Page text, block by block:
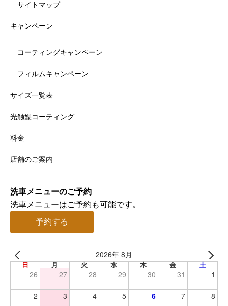
サイトマップ
キャンペーン
コーティングキャンペーン
フィルムキャンペーン
サイズ一覧表
光触媒コーティング
料金
店舗のご案内
洗車メニューのご予約
洗車メニューはご予約も可能です。
予約する
2026年 8月
日 月 火 水 木 金 土
26 27 28 29 30 31 1
2 3 4 5 6 7 8